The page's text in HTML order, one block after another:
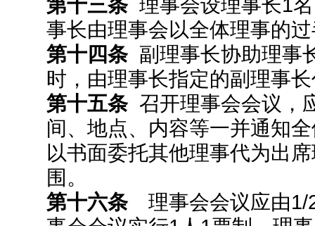
第十三条 理事会设理事长1
事长由理事会以全体理事的
第十四条 副理事长协助理事
时，由理事长指定的副理事
第十五条 召开理事会会议，
间、地点、内容等一并通知
以书面委托其他理事代为出
围。
第十六条 理事会会议应由1/